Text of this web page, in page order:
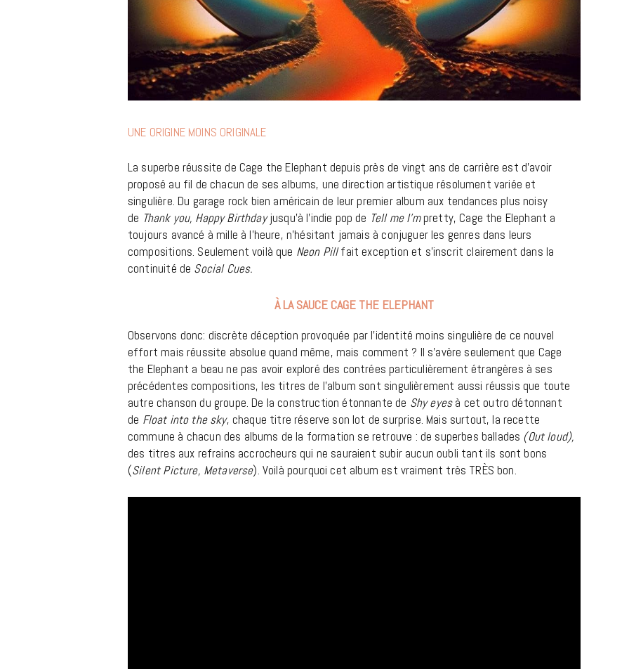
UNE ORIGINE MOINS ORIGINALE
La superbe réussite de Cage the Elephant depuis près de vingt ans de carrière est d’avoir
proposé au fil de chacun de ses albums, une direction artistique résolument variée et
singulière. Du garage rock bien américain de leur premier album aux tendances plus noisy
de Thank you, Happy Birthdayjusqu’à l’indie pop de Tell me I’mpretty, Cage the Elephant a
toujours avancé à mille à l’heure, n’hésitant jamais à conjuguer les genres dans leurs
compositions. Seulement voilà que Neon Pillfait exception et s’inscrit clairement dans la
continuité de Social Cues.
À LA SAUCE CAGE THE ELEPHANT
Observons donc: discrète déception provoquée par l’identité moins singulière de ce nouvel
effort mais réussite absolue quand même, mais comment ? Il s’avère seulement que Cage
the Elephant a beau ne pas avoir exploré des contrées particulièrement étrangères à ses
précédentes compositions, les titres de l’album sont singulièrement aussi réussis que toute
autre chanson du groupe. De la construction étonnante de Shy eyesà cet outro détonnant
de Float into the sky, chaque titre réserve son lot de surprise. Mais surtout, la recette
commune à chacun des albums de la formation se retrouve : de superbes ballades (Out loud),
des titres aux refrains accrocheurs qui ne sauraient subir aucun oubli tant ils sont bons
(Silent Picture, Metaverse). Voilà pourquoi cet album est vraiment très TRÈS bon.
concerts, expos, kart, aéroplume…
à la Cité des Sciences
14 DÉCEMBRE 2022
dévoile « Beaches In Tennessee »
18 JUILLET 2026